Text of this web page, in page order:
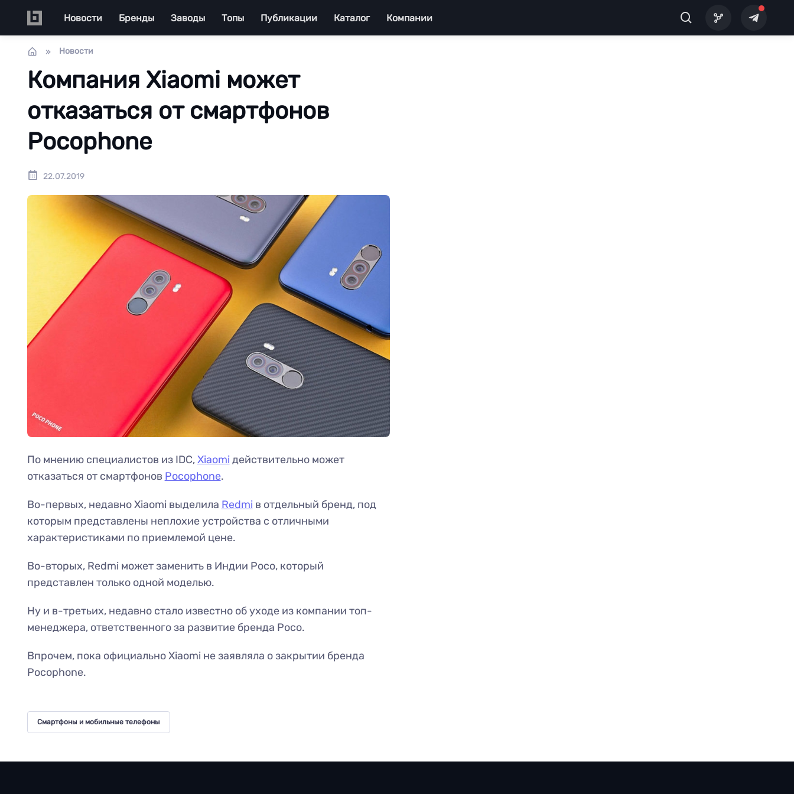
Main navigation
Новости Бренды Заводы Топы Публикации Каталог Компании
Новости
Компания Xiaomi может
отказаться от смартфонов
Pocophone
22.07.2019
По мнению специалистов из IDC,Xiaomi действительно может
отказаться от смартфонов Pocophone.
Во-первых, недавно Xiaomi выделила Redmi в отдельный бренд, под
которым представлены неплохие устройства с отличными
характеристиками по приемлемой цене.
Во-вторых, Redmi может заменить в Индии Poco, который
представлен только одной моделью.
Ну и в-третьих, недавно стало известно об уходе из компании топ-
менеджера, ответственного за развитие бренда Poco.
Впрочем, пока официально Xiaomi не заявляла о закрытии бренда
Pocophone.
Смартфоны и мобильные телефоны